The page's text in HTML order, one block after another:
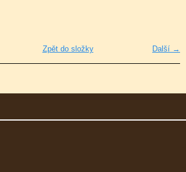
Další →
Zpět do složky